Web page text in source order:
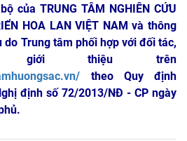
của TRUNG TÂM NGHIÊN CỨU
HOA LAN VIỆT NAM và thông
do Trung tâm phối hợp với đối tác,
giới thiệu trên
theo Quy định
định số 72/2013/NĐ - CP ngày